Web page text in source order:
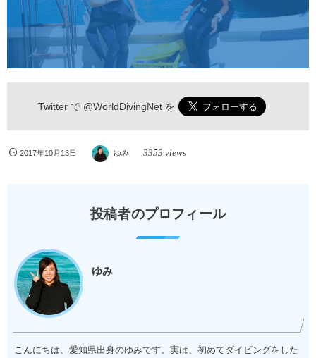
Twitter で @WorldDivingNetを
2017年10月13日 ゆみ 3353 views
投稿者のプロフィール
ゆみ
こんにちは、愛知県出身のゆみです。実は、初めてダイビングをした